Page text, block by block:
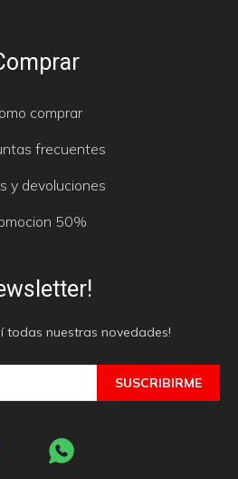
comprar
frecuentes
y devoluciones
50%
todas nuestras novedades!
SUSCRIBIRME
